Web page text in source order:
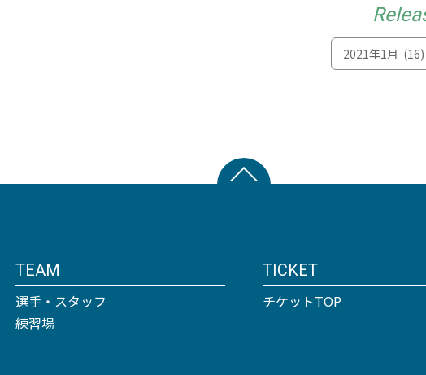
TEAM
選手・スタッフ
練習場
TICKET
チケットTOP